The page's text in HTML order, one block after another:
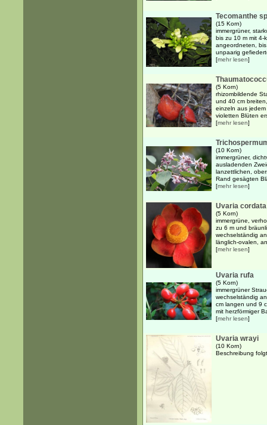
Tecomanthe
(15 Korn)
immergrüner,
bis zu 10 m mit 4-
angeordneten,
unpaarig
[mehr lesen]
(5 Korn)
rhizombildende
und 40 cm
einzeln aus
violetten Blüten
[mehr lesen]
(10 Korn)
immergrüner,
ausladenden
lanzettlichen,
Rand gesägten
[mehr lesen]
Uvaria
(5 Korn)
immergrüne,
zu 6 m und
wechselständig
länglich-ovalen,
[mehr lesen]
Uvaria rufa
(5 Korn)
immergrüner
wechselständig
cm langen und 9
mit herzförmiger
[mehr lesen]
Uvaria wrayi
(10 Korn)
Beschreibung